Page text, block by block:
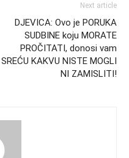
Next article
DJEVICA: Ovo je PORUKA
SUDBINE koju MORATE
PROČITATI, donosi vam
SREĆU KAKVU NISTE MOGLI
NI ZAMISLITI!